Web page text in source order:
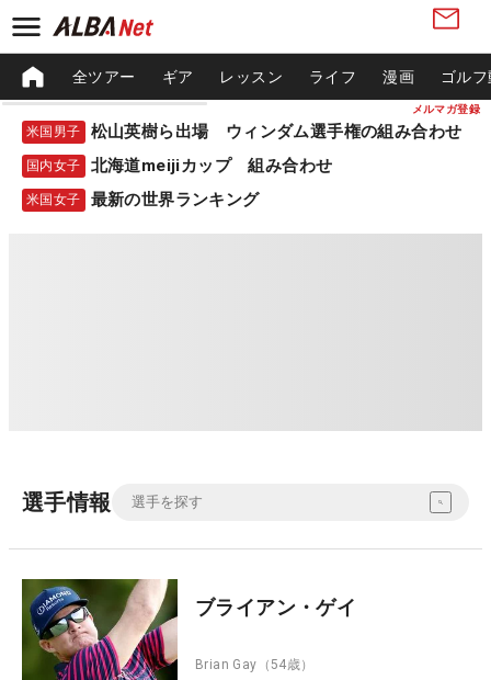
メルマガ登録
全ツアー ギア レッスン ライフ 漫画 ゴル
米国男子 松山英樹ら出場 ウィンダム選手権の組み合わせ
国内女子 北海道meijiカップ 組み合わせ
米国女子 最新の世界ランキング
選手情報
ブライアン・ゲイ
Brian Gay （54歳）